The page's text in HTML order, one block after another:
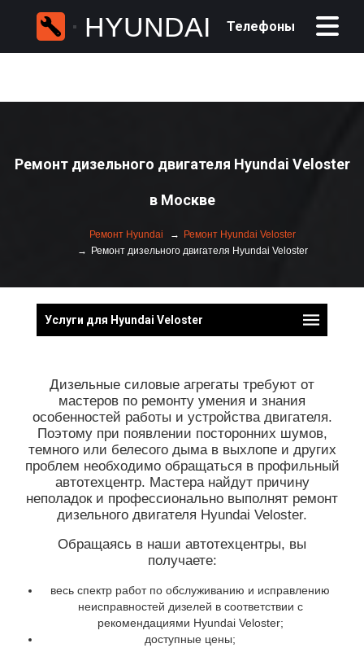
HYUNDAI Телефоны
Ремонт дизельного двигателя Hyundai Veloster
в Москве
Ремонт Hyundai
Ремонт Hyundai Veloster
Ремонт дизельного двигателя Hyundai Veloster
Услуги для Hyundai Veloster
Дизельные силовые агрегаты требуют от
мастеров по ремонту умения и знания
особенностей работы и устройства двигателя.
Поэтому при появлении посторонних шумов,
темного или белесого дыма в выхлопе и других
проблем необходимо обращаться в профильный
автотехцентр. Мастера найдут причину
неполадок и профессионально выполнят ремонт
дизельного двигателя Hyundai Veloster.
Обращаясь в наши автотехцентры, вы
получаете:
весь спектр работ по обслуживанию и исправлению
неисправностей дизелей в соответствии с
рекомендациями Hyundai Veloster;
доступные цены;